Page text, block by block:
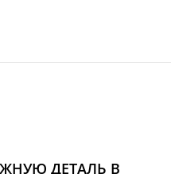
ДЕТАЛЬ В